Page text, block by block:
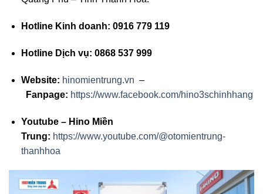
Hotline Kinh doanh: 0916 779 119
Hotline Dịch vụ: 0868 537 999
Website: hinomientrung.vn –
Fanpage: https://www.facebook.com/hino3schinhhang
Youtube – Hino Miền
Trung: https://www.youtube.com/@otomientrung-
thanhhoa